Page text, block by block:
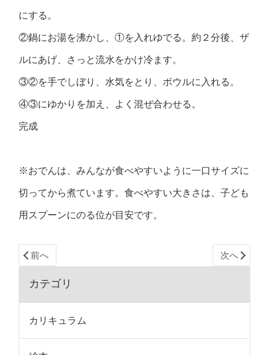
にする。
②鍋にお湯を沸かし、①を入れゆでる。約２分後、ザ
ルにあげ、さっと流水をかけ冷ます。
③②を手でしぼり、水気をとり、ボウルに入れる。
④③にゆかりを加え、よく混ぜ合わせる。
完成
※おでんは、みんなが食べやすいように一口サイズに
切ってから煮ています。食べやすい大きさは、子ども
用スプーンにのる位が目安です。
前へ 次へ
カテゴリ
カリキュラム